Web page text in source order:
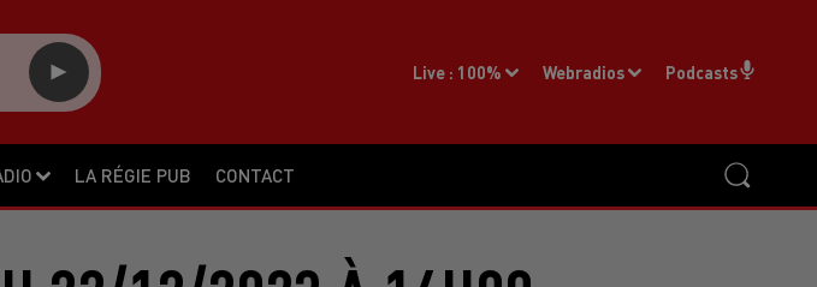
LA RÉGIE PUB CONTACT
Live : 100% Webradios Podcasts